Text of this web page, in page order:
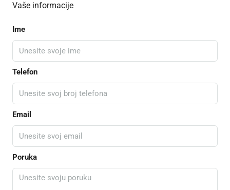
Vaše informacije
Ime
Telefon
Email
Poruka